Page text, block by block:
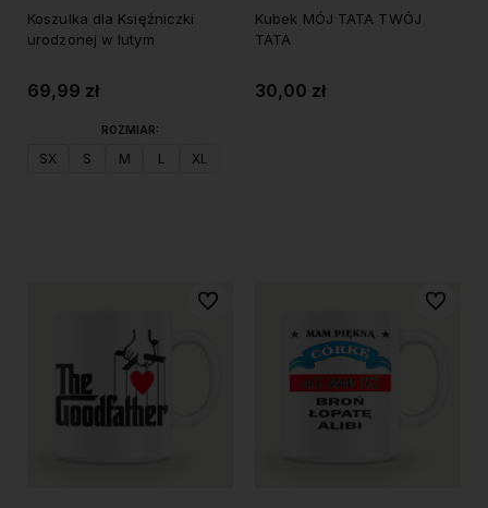
Koszulka dla Księżniczki
urodzonej w lutym
69,99 zł
ROZMIAR:
SX S M L XL
Kubek MÓJ TATA TWÓJ
TATA
30,00 zł
Do ulubionych Do